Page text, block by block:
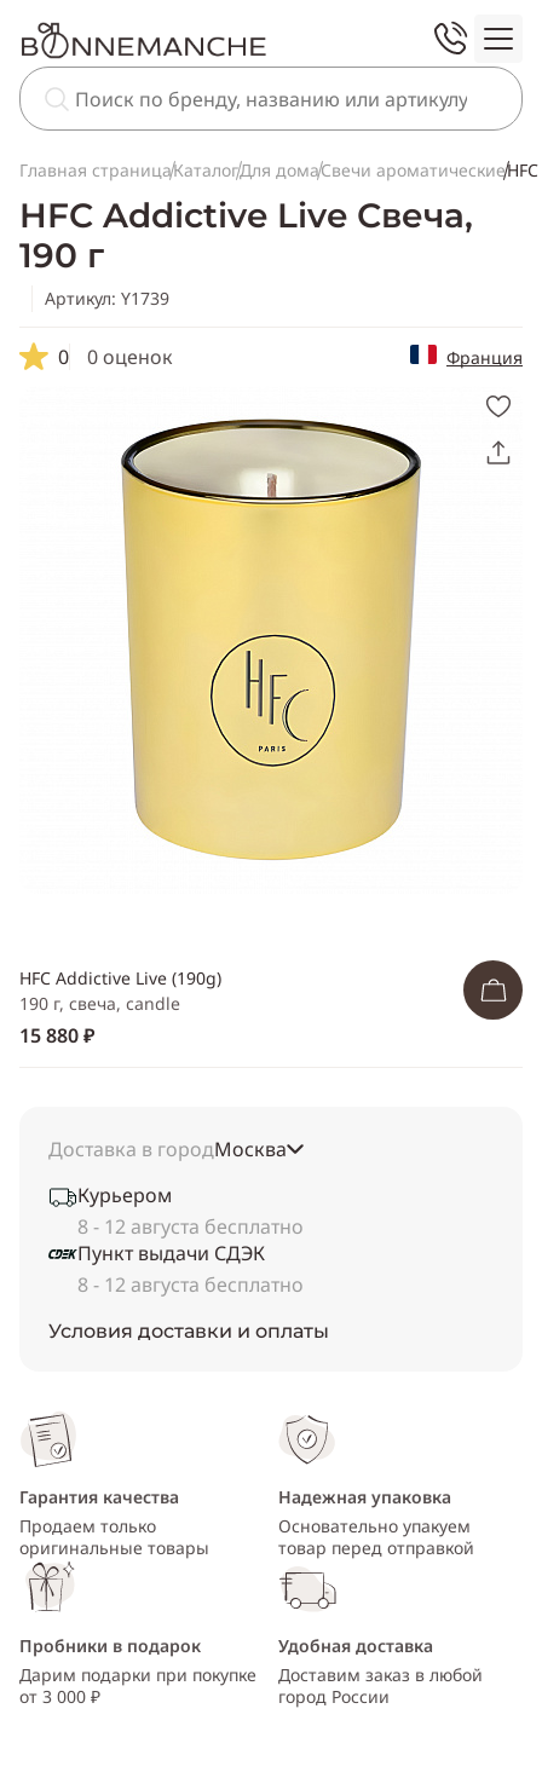
Главная страницаКаталогДля домаСвечи ароматические
HFC Addictive Live Свеча,
190 г
Артикул: Y1739
0 0 оценок Франция
Скопировать
ссылку
Telegram
WhatsApp
Viber
ВКонтакте
Одноклассники
HFC Addictive Live (190g)
190 г, свеча, candle
15 880 ₽
Доставка в городМосква
Курьером
8 - 12 августа бесплатно
Пункт выдачи СДЭК
8 - 12 августа бесплатно
Условия доставки и оплаты
Гарантия качества
Продаем только
оригинальные товары
Надежная упаковка
Основательно упакуем
товар перед отправкой
Пробники в подарок
Дарим подарки при покупке
от 3 000 ₽
Удобная доставка
Доставим заказ в любой
город России